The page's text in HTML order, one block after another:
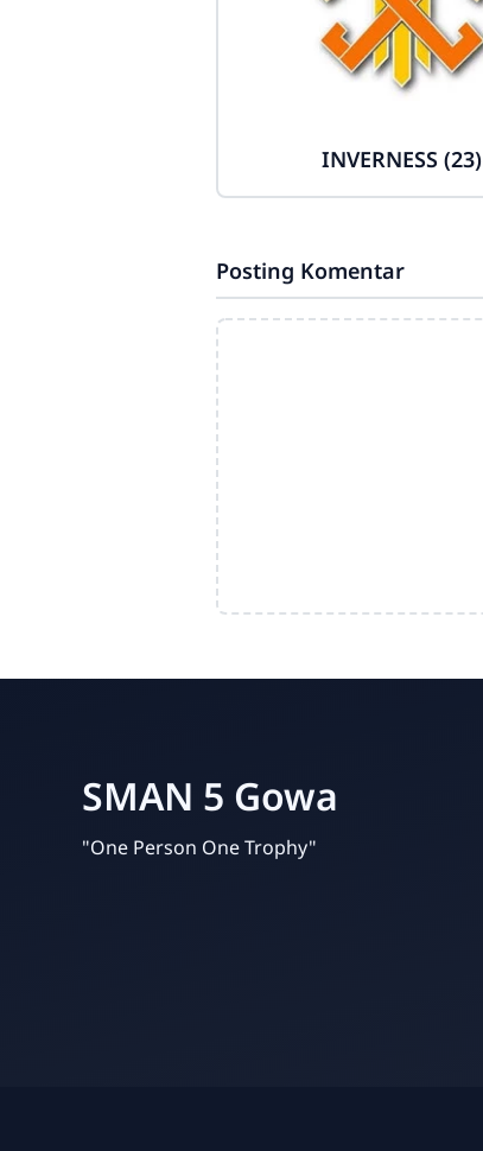
INVERNESS (23)
Posting Komentar
SMAN 5 Gowa
"One Person One Trophy"